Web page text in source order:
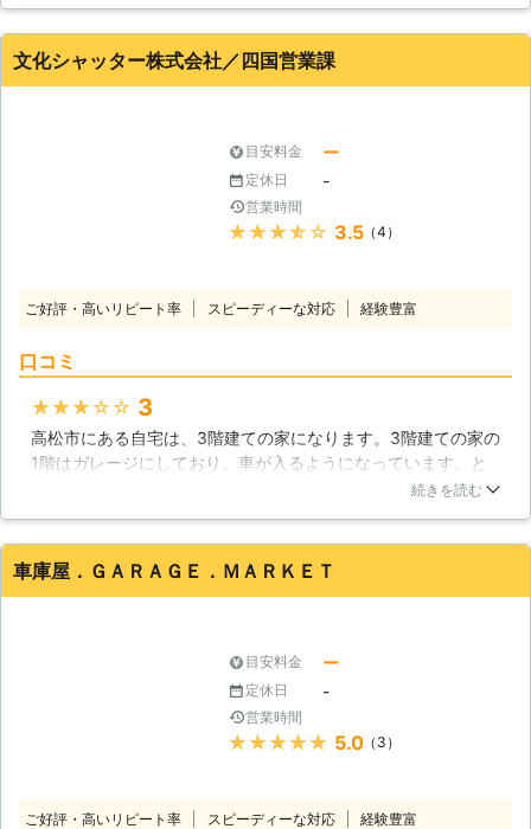
住まいづくりのお手伝いをさせていた
だくことが私たちの方針ですので、何
でもお気軽にご相談ください。皆様の
音がする場合はローラーチェーンバラ
ンスが悪い、もしくはスプロケットの
不具合が考えられます。開閉器巻取り
部からの異常音は特に危険なので、専
シギシときしむような音がする場合は
が必要になるので、異常な音が聞こえ
い。 【何でもご相談ください】 当社
ではシャッター修理をはじめ、住まい
のリフォームや建築工事にも携わって
おりますので住宅に関してお悩みがご
ざいましたらどんどんお聞かせくださ
経験です。お客様に満足していただく
ため真摯に取り組み、ヒアリングから
だきます。無料相談も実施しておりま
ます！
いのです。生活110番を見ると見積りは無料とあったので、近
くの業者に見てもらいました。思っていたよりも安くできるの
2016年11月20日
文化シャッター株式会社／四国営業課
目安料金 ー
定休日 -
営業時間
★★★★★ 3.5（4）
ご好評・高いリピート率 スピーディーな対応 経験豊富
口コミ
★★★★★ 3
高松市にある自宅は、3階建ての家になります。3階建ての家の
1階はガレージにしており、車が入るようになっています。と
ころが、ガレージのシャッターが壊れてしまいました。シャッ
てもらいました。どのような原因で壊れたかを教えてくれたの
で助かりました。
続きを読む
車庫屋．ＧＡＲＡＧＥ．ＭＡＲＫＥＴ
目安料金 ー
定休日 -
営業時間
★★★★★ 5.0（3）
ご好評・高いリピート率 スピーディーな対応 経験豊富